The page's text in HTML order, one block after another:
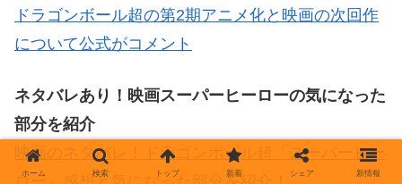
ドラゴンボール超の第2期アニメ化と映画の次回作
について公式がコメント
ネタバレあり！映画スーパーヒーローの気になった
部分を紹介
映画のネタバレ！ドラゴンボール超「スーパーヒー
ホーム 検索 トップ 新着 シェア 新情報